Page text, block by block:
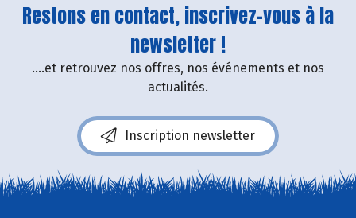
Restons en contact, inscrivez-vous à la
newsletter !
....et retrouvez nos offres, nos événements et nos
actualités.
Inscription newsletter